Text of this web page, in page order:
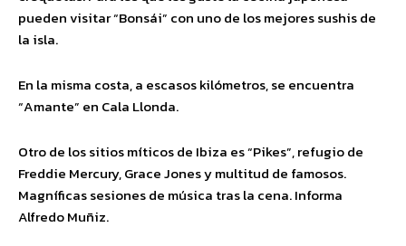
pueden visitar “Bonsái” con uno de los mejores sushis de
la isla.
En la misma costa, a escasos kilómetros, se encuentra
“Amante” en Cala Llonda.
Otro de los sitios míticos de Ibiza es “Pikes”, refugio de
Freddie Mercury, Grace Jones y multitud de famosos.
Magníficas sesiones de música tras la cena. Informa
Alfredo Muñiz.